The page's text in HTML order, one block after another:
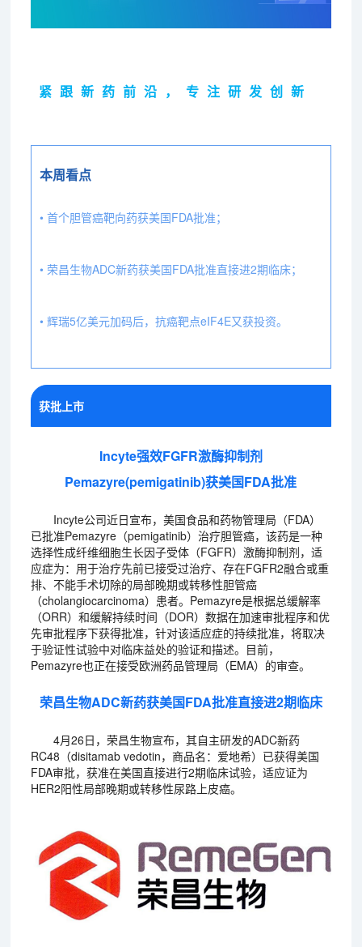
紧跟新药前沿，专注研发创新
本周看点
• 首个胆管癌靶向药获美国FDA批准；
• 荣昌生物ADC新药获美国FDA批准直接进2期临床；
• 辉瑞5亿美元加码后，抗癌靶点eIF4E又获投资。
获批上市
Incyte强效FGFR激酶抑制剂
Pemazyre(pemigatinib)获美国FDA批准
Incyte公司近日宣布，美国食品和药物管理局（FDA）
已批准Pemazyre（pemigatinib）治疗胆管癌，该药是一种
选择性成纤维细胞生长因子受体（FGFR）激酶抑制剂，适
应症为：用于治疗先前已接受过治疗、存在FGFR2融合或重
排、不能手术切除的局部晚期或转移性胆管癌
（cholangiocarcinoma）患者。Pemazyre是根据总缓解率
（ORR）和缓解持续时间（DOR）数据在加速审批程序和优
先审批程序下获得批准，针对该适应症的持续批准，将取决
于验证性试验中对临床益处的验证和描述。目前，
Pemazyre也正在接受欧洲药品管理局（EMA）的审查。
荣昌生物ADC新药获美国FDA批准直接进2期临床
4月26日，荣昌生物宣布，其自主研发的ADC新药
RC48（disitamab vedotin，商品名：爱地希）已获得美国
FDA审批，获准在美国直接进行2期临床试验，适应证为
HER2阳性局部晚期或转移性尿路上皮癌。